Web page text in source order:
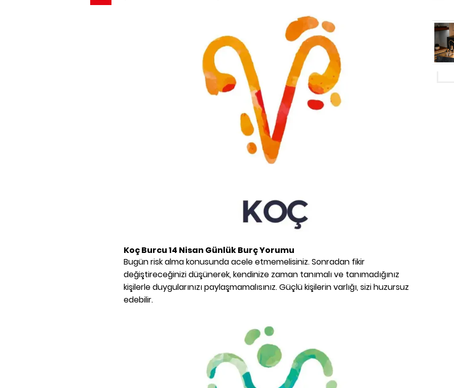
Koç Burcu14 Nisan Günlük Burç Yorumu
Bugün risk alma konusunda acele etmemelisiniz. Sonradan fikir
değiştireceğinizi düşünerek, kendinize zaman tanımalı ve tanımadığınız
kişilerle duygularınızı paylaşmamalısınız. Güçlü kişilerin varlığı, sizi huzursuz
edebilir.